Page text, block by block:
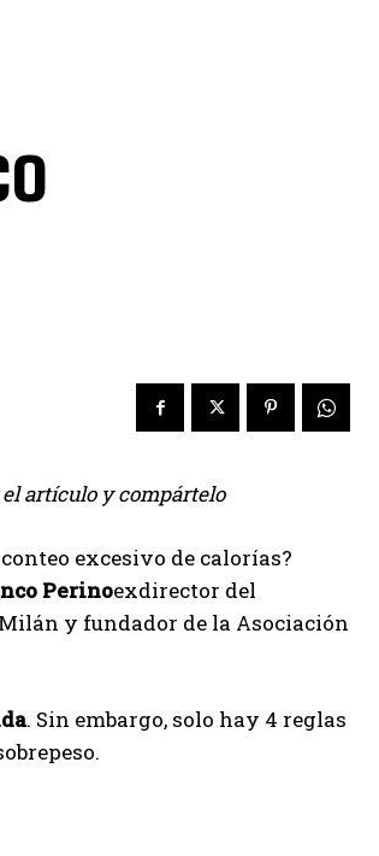
el artículo y compártelo
excesivo de calorías?
Perinoexdirector del
y fundador de la Asociación
. Sin embargo, solo hay 4 reglas